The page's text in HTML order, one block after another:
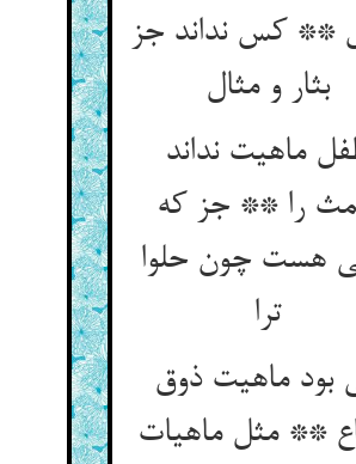
** کس نداند جز
بثار و مثال
ماهیت نداند
را ** جز که
هست چون حلوا
ترا
بود ماهیت ذوق
** مثل ماهیات